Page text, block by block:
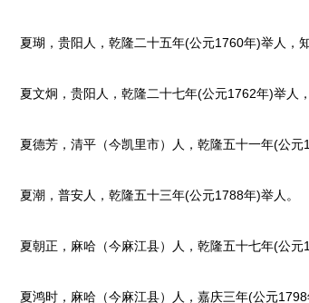
夏瑚，贵阳人，乾隆二十五年(公元1760年)举人，知
夏文炯，贵阳人，乾隆二十七年(公元1762年)举人，
夏德芳，清平（今凯里市）人，乾隆五十一年(公元
夏潮，普安人，乾隆五十三年(公元1788年)举人。
夏朝正，麻哈（今麻江县）人，乾隆五十七年(公元
夏鸿时，麻哈（今麻江县）人，嘉庆三年(公元1798